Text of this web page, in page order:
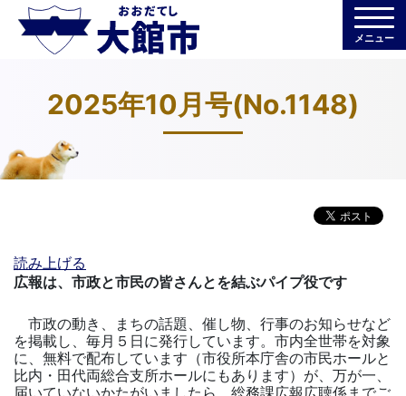
メニュー
2025年10月号(No.1148)
読み上げる
広報は、市政と市民の皆さんとを結ぶパイプ役です
市政の動き、まちの話題、催し物、行事のお知らせなど
を掲載し、毎月５日に発行しています。市内全世帯を対象
に、無料で配布しています（市役所本庁舎の市民ホールと
比内・田代両総合支所ホールにもあります）が、万が一、
届いていないかたがいましたら、総務課広報広聴係までご